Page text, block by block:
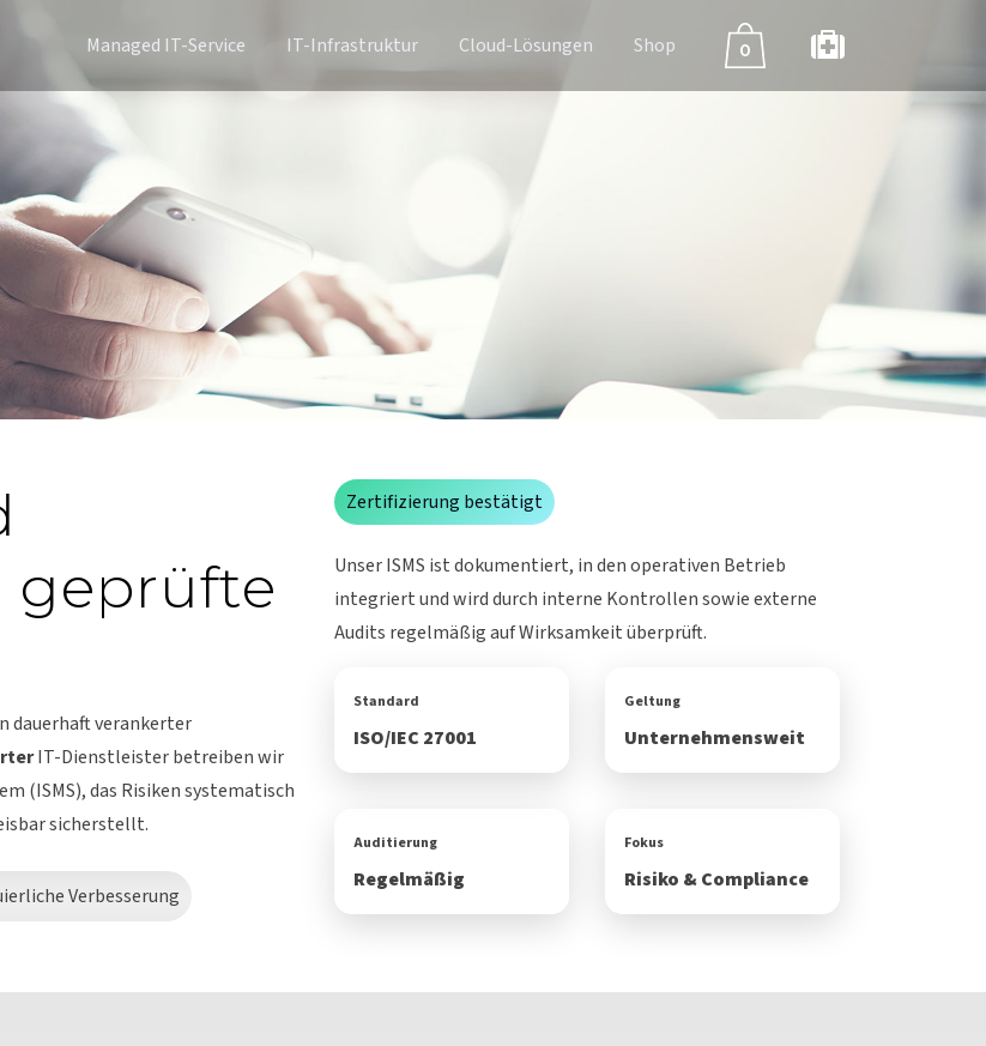
0
Managed IT-Service IT-Infrastruktur Cloud-Lösungen Shop
geprüfte
dauerhaft verankerter
IT-Dienstleister betreiben wir
(ISMS), das Risiken systematisch
sicherstellt.
Verbesserung
Zertifizierung bestätigt
Unser ISMS ist dokumentiert, in den operativen Betrieb
integriert und wird durch interne Kontrollen sowie externe
Audits regelmäßig auf Wirksamkeit überprüft.
Standard
ISO/IEC 27001
Geltung
Unternehmensweit
Auditierung
Regelmäßig
Fokus
Risiko & Compliance